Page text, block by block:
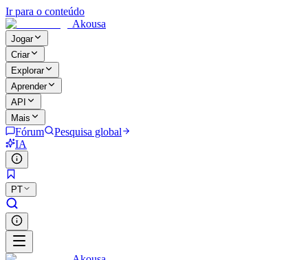
Ir para o conteúdo
Akousa
Jogar
Criar
Explorar
Aprender
API
Mais
Fórum
Pesquisa global
IA
PT